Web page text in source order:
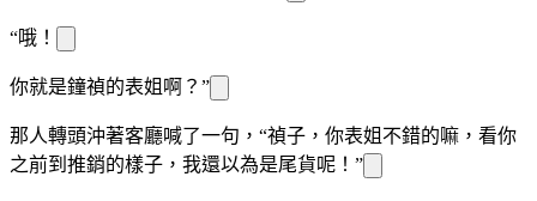
“哦！
你就是鐘禎的表姐啊？”
那人轉頭沖著客廳喊了一句，“禎子，你表姐 不錯的嘛，看你
之前到 推銷的樣子，我還以為是尾貨呢！”